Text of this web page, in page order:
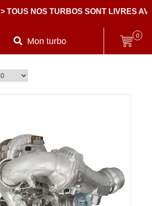
TOUS NOS TURBOS SONT LIVRES
Mon turbo
0